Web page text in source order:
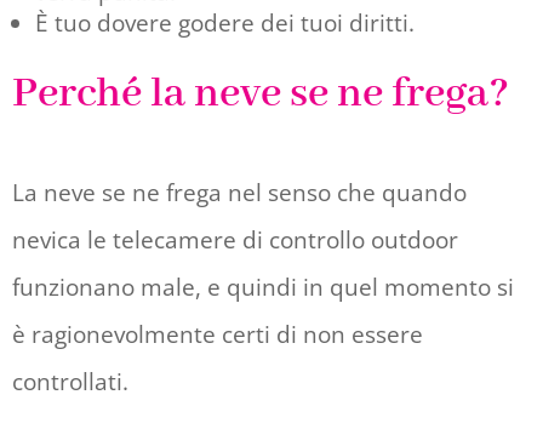
È tuo dovere godere dei tuoi diritti.
Perché la neve se ne frega?
La neve se ne frega nel senso che quando
nevica le telecamere di controllo outdoor
funzionano male, e quindi in quel momento si
è ragionevolmente certi di non essere
controllati.